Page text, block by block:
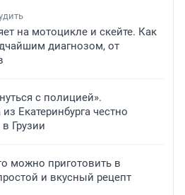
на мотоцикле и скейте. Как
диагнозом, от
с полицией».
Екатеринбурга честно
Грузии
можно приготовить в
и вкусный рецепт